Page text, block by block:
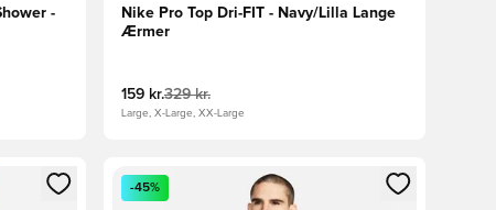
-
Nike Pro Top Dri-FIT - Navy/Lilla Lange
Ærmer
159 kr.329 kr.
Large, X-Large, XX-Large
eller tilmelde dig som medlem
Åbner en Modal til at logge ind eller tilmelde dig
-45%